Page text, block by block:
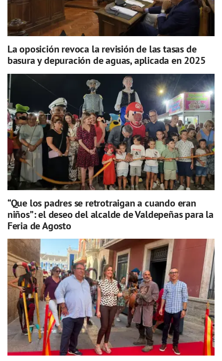
La oposición revoca la revisión de las tasas de
basura y depuración de aguas, aplicada en 2025
“Que los padres se retrotraigan a cuando eran
niños”: el deseo del alcalde de Valdepeñas para la
Feria de Agosto